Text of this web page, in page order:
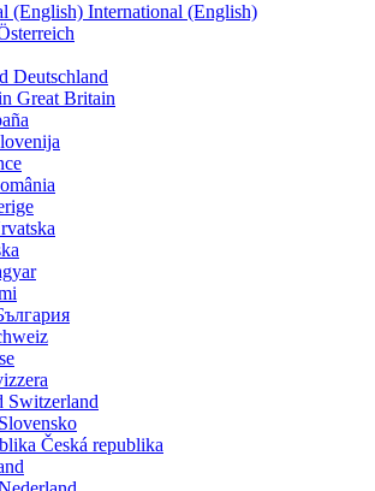
International (English)
Deutschland
Great Britain
Switzerland
Slovensko
Česká republika